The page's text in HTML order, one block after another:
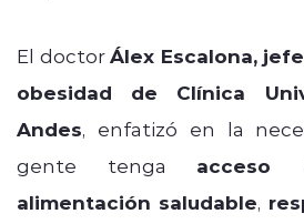
El doctorÁlex Escalona,
obesidad de Clínica
Andes, enfatizó en la
gente tenga acceso
alimentación saludable,